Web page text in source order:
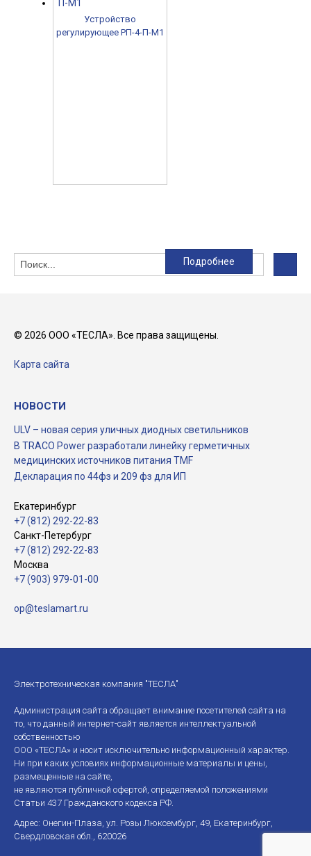
Подробнее
Подробнее
Подробнее
Подробнее
Подробнее
Подробнее
Подробнее
Подробнее
Подробнее
Подробнее
Подробнее
Подробнее
Подробнее
Подробнее
Подробнее
Устройство
регулирующее РП-4-П-М1
Подробнее
© 2026 ООО «ТЕСЛА». Все права защищены.
Карта сайта
НОВОСТИ
ULV – новая серия уличных диодных светильников
В TRACO Power разработали линейку герметичных
медицинских источников питания TMF
Декларация по 44фз и 209 фз для ИП
Екатеринбург
+7 (812) 292-22-83
Санкт-Петербург
+7 (812) 292-22-83
Москва
+7 (903) 979-01-00
op@teslamart.ru
Электротехническая компания "ТЕСЛА"
Администрация сайта обращает внимание посетителей сайта на
то, что данный интернет-сайт является интеллектуальной
собственностью
ООО «ТЕСЛА» и носит исключительно информационный характер.
Ни при каких условиях информационные материалы и цены,
размещенные на сайте,
не являются публичной офертой, определяемой положениями
Статьи 437 Гражданского кодекса РФ.
Адрес: Онегин-Плаза, ул. Розы Люксембург, 49, Екатеринбург,
Свердловская обл., 620026